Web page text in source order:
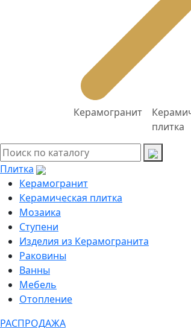
Керамогранит
плитка
Плитка
Керамогранит
Керамическая плитка
Мозаика
Ступени
Изделия из Керамогранита
Раковины
Ванны
Мебель
Отопление
РАСПРОДАЖА